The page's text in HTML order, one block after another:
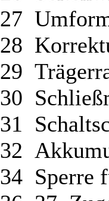
27
28
29
30
31
32
34 Sperre